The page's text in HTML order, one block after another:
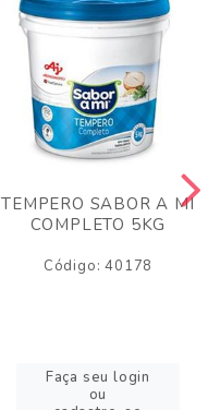
TEMPERO SABOR A MI
COMPLETO 5KG
Código: 40178
Faça seu login
ou